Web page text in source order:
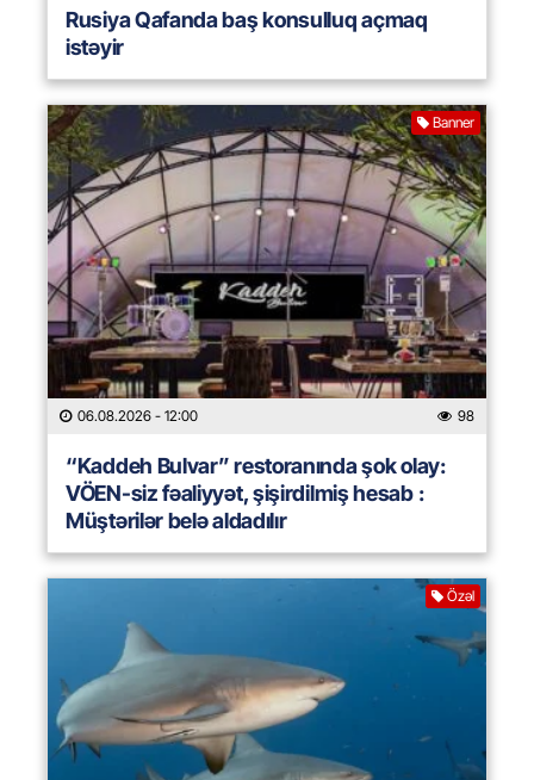
Rusiya Qafanda baş konsulluq açmaq
istəyir
Banner
06.08.2026 - 12:00 98
“Kaddeh Bulvar” restoranında şok olay:
VÖEN-siz fəaliyyət, şişirdilmiş hesab :
Müştərilər belə aldadılır
Özəl